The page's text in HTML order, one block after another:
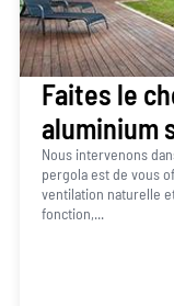
Faites le
aluminium
Nous intervenons
pergola est de vous
ventilation naturelle
fonction,...